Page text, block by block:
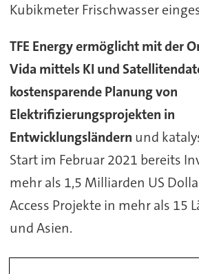
Kubikmeter Frischwasser
TFE Energy ermöglicht mit der
Vida mittels KI und
kostensparende Planung von
Elektrifizierungsprojekten in
Entwicklungsländern und
Start im Februar 2021 bereits
mehr als 1,5 Milliarden US
Access Projekte in mehr als 15
und Asien.